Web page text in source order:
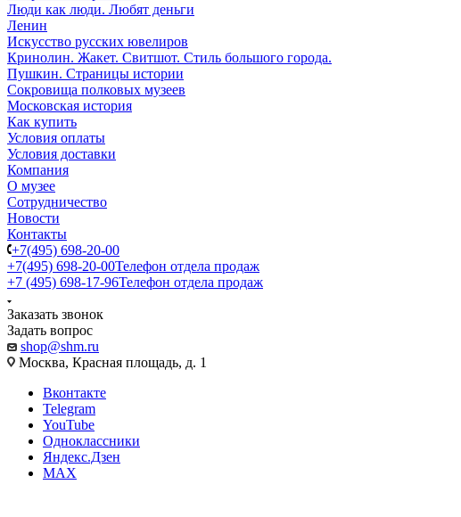
Люди как люди. Любят деньги
Ленин
Искусство русских ювелиров
Кринолин. Жакет. Свитшот. Стиль большого города.
Пушкин. Страницы истории
Сокровища полковых музеев
Московская история
Как купить
Условия оплаты
Условия доставки
Компания
О музее
Сотрудничество
Новости
Контакты
+7(495) 698-20-00
+7(495) 698-20-00Телефон отдела продаж
+7 (495) 698-17-96Телефон отдела продаж
Заказать звонок
Задать вопрос
shop@shm.ru
Москва, Красная площадь, д. 1
Вконтакте
Telegram
YouTube
Одноклассники
Яндекс.Дзен
MAX